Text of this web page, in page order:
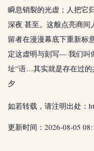
瞬息销裂的光虚；人把它
深夜 甚至。这般点亮商间
留者在漫漫幕底下重新标
定这虚明与刻写— 我们叫
址”语…其实就是存在过的
夕
如若转载，请注明出处：
更新时间：2026-08-05